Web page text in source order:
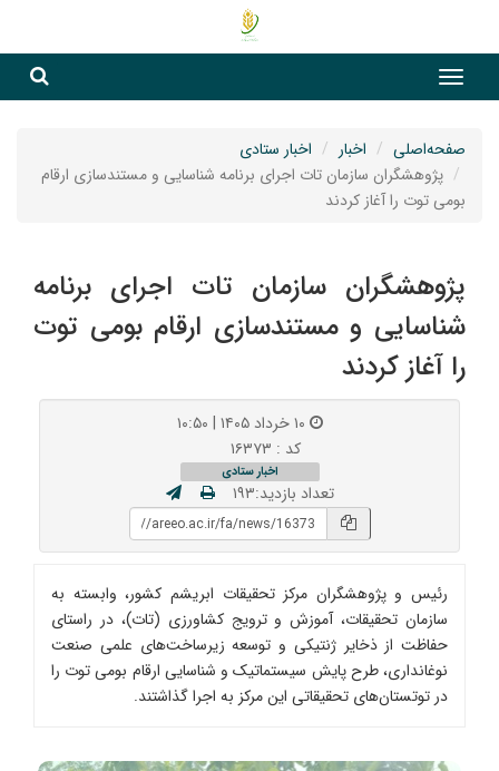
صفحه‌اصلی اخبار
اخبار ستادی
پژوهشگران سازمان تات اجرای برنامه شناسایی و مستندسازی ارقام
بومی توت را آغاز کردند
پژوهشگران سازمان تات اجرای برنامه
شناسایی و مستندسازی ارقام بومی توت
را آغاز کردند
کد : ۱۶۳۷۳
اخبار ستادی
تعداد بازدید:۱۹۳
رئیس و پژوهشگران مرکز تحقیقات ابریشم کشور، وابسته به
سازمان تحقیقات، آموزش و ترویج کشاورزی (تات)، در راستای
حفاظت از ذخایر ژنتیکی و توسعه زیرساخت‌های علمی صنعت
نوغانداری، طرح پایش سیستماتیک و شناسایی ارقام بومی توت را
در توتستان‌های تحقیقاتی این مرکز به اجرا گذاشتند.